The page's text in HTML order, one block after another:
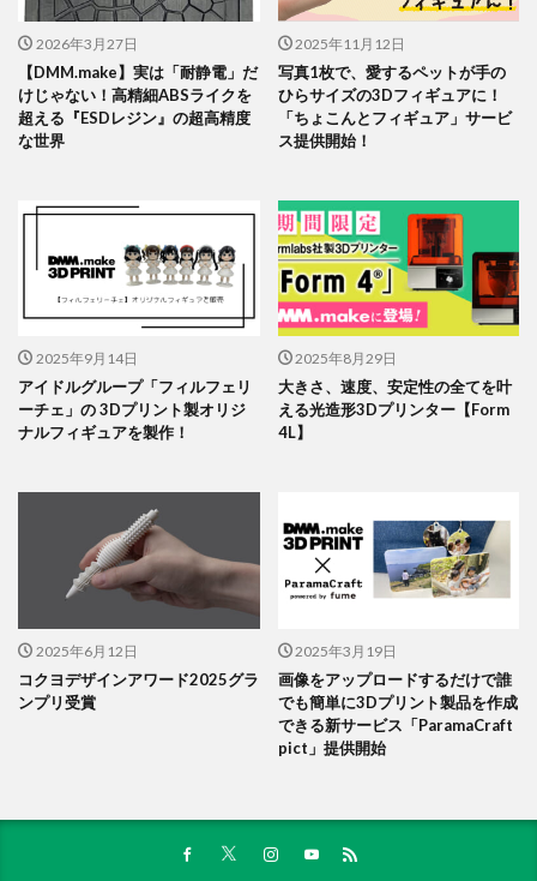
2026年3月27日
【DMM.make】実は「耐静電」だ
けじゃない！高精細ABSライクを
超える『ESDレジン』の超高精度
な世界
2025年11月12日
写真1枚で、愛するペットが手の
ひらサイズの3Dフィギュアに！
「ちょこんとフィギュア」サービ
ス提供開始！
2025年9月14日
アイドルグループ「フィルフェリ
ーチェ」の 3Dプリント製オリジ
ナルフィギュアを製作！
2025年8月29日
大きさ、速度、安定性の全てを叶
える光造形3Dプリンター【Form
4L】
2025年6月12日
コクヨデザインアワード2025グラ
ンプリ受賞
2025年3月19日
画像をアップロードするだけで誰
でも簡単に3Dプリント製品を作成
できる新サービス「ParamaCraft
pict」提供開始